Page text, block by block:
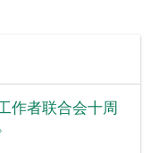
作者联合会十周